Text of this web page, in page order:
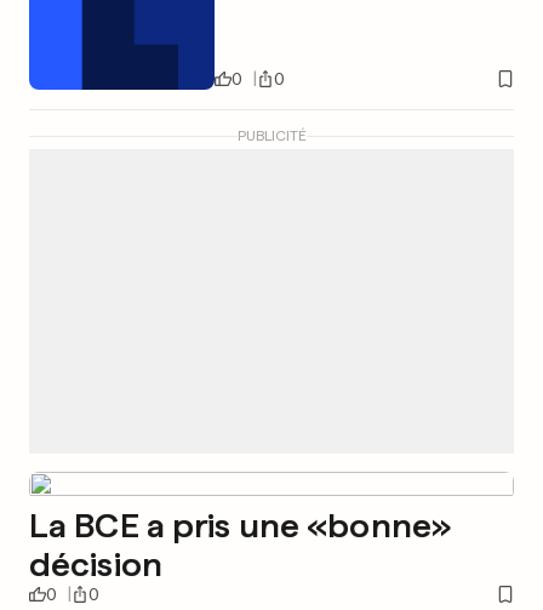
0 0
PUBLICITÉ
La BCE a pris une «bonne»
décision
0 0